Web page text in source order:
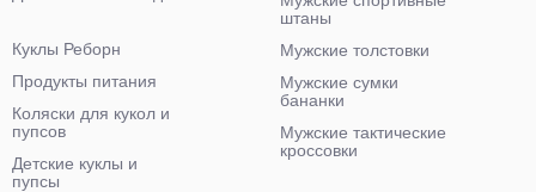
штаны
Мужские толстовки
Мужские сумки
бананки
Мужские тактические
кроссовки
Куклы Реборн
Продукты питания
Коляски для кукол и
пупсов
Детские куклы и
пупсы